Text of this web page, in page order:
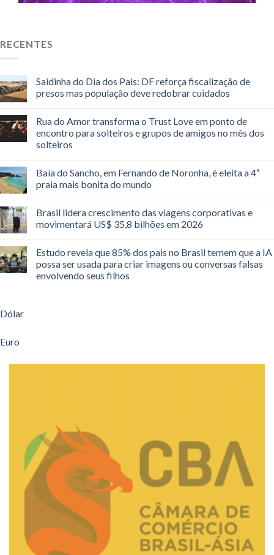
RECENTES
Saidinha do Dia dos Pais: DF reforça fiscalização de
presos mas população deve redobrar cuidados
Rua do Amor transforma o Trust Love em ponto de
encontro para solteiros e grupos de amigos no mês dos
solteiros
Baía do Sancho, em Fernando de Noronha, é eleita a 4ª
praia mais bonita do mundo
Brasil lidera crescimento das viagens corporativas e
movimentará US$ 35,8 bilhões em 2026
Estudo revela que 85% dos pais no Brasil temem que a IA
possa ser usada para criar imagens ou conversas falsas
envolvendo seus filhos
Dólar
Euro